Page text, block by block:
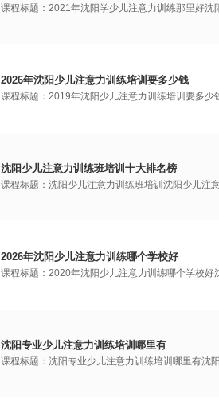
课程标题：2021年沈阳学少儿注意力训练那里好
2026年沈阳少儿注意力训练培训要多少钱
课程标题：2019年沈阳少儿注意力训练培训要多
沈阳少儿注意力训练班培训十大排名榜
课程标题：沈阳少儿注意力训练班培训沈阳少儿注
2026年沈阳少儿注意力训练哪个学校好
课程标题：2020年沈阳少儿注意力训练哪个学校
沈阳专业少儿注意力训练培训哪里有
课程标题：沈阳专业少儿注意力训练培训哪里有沈